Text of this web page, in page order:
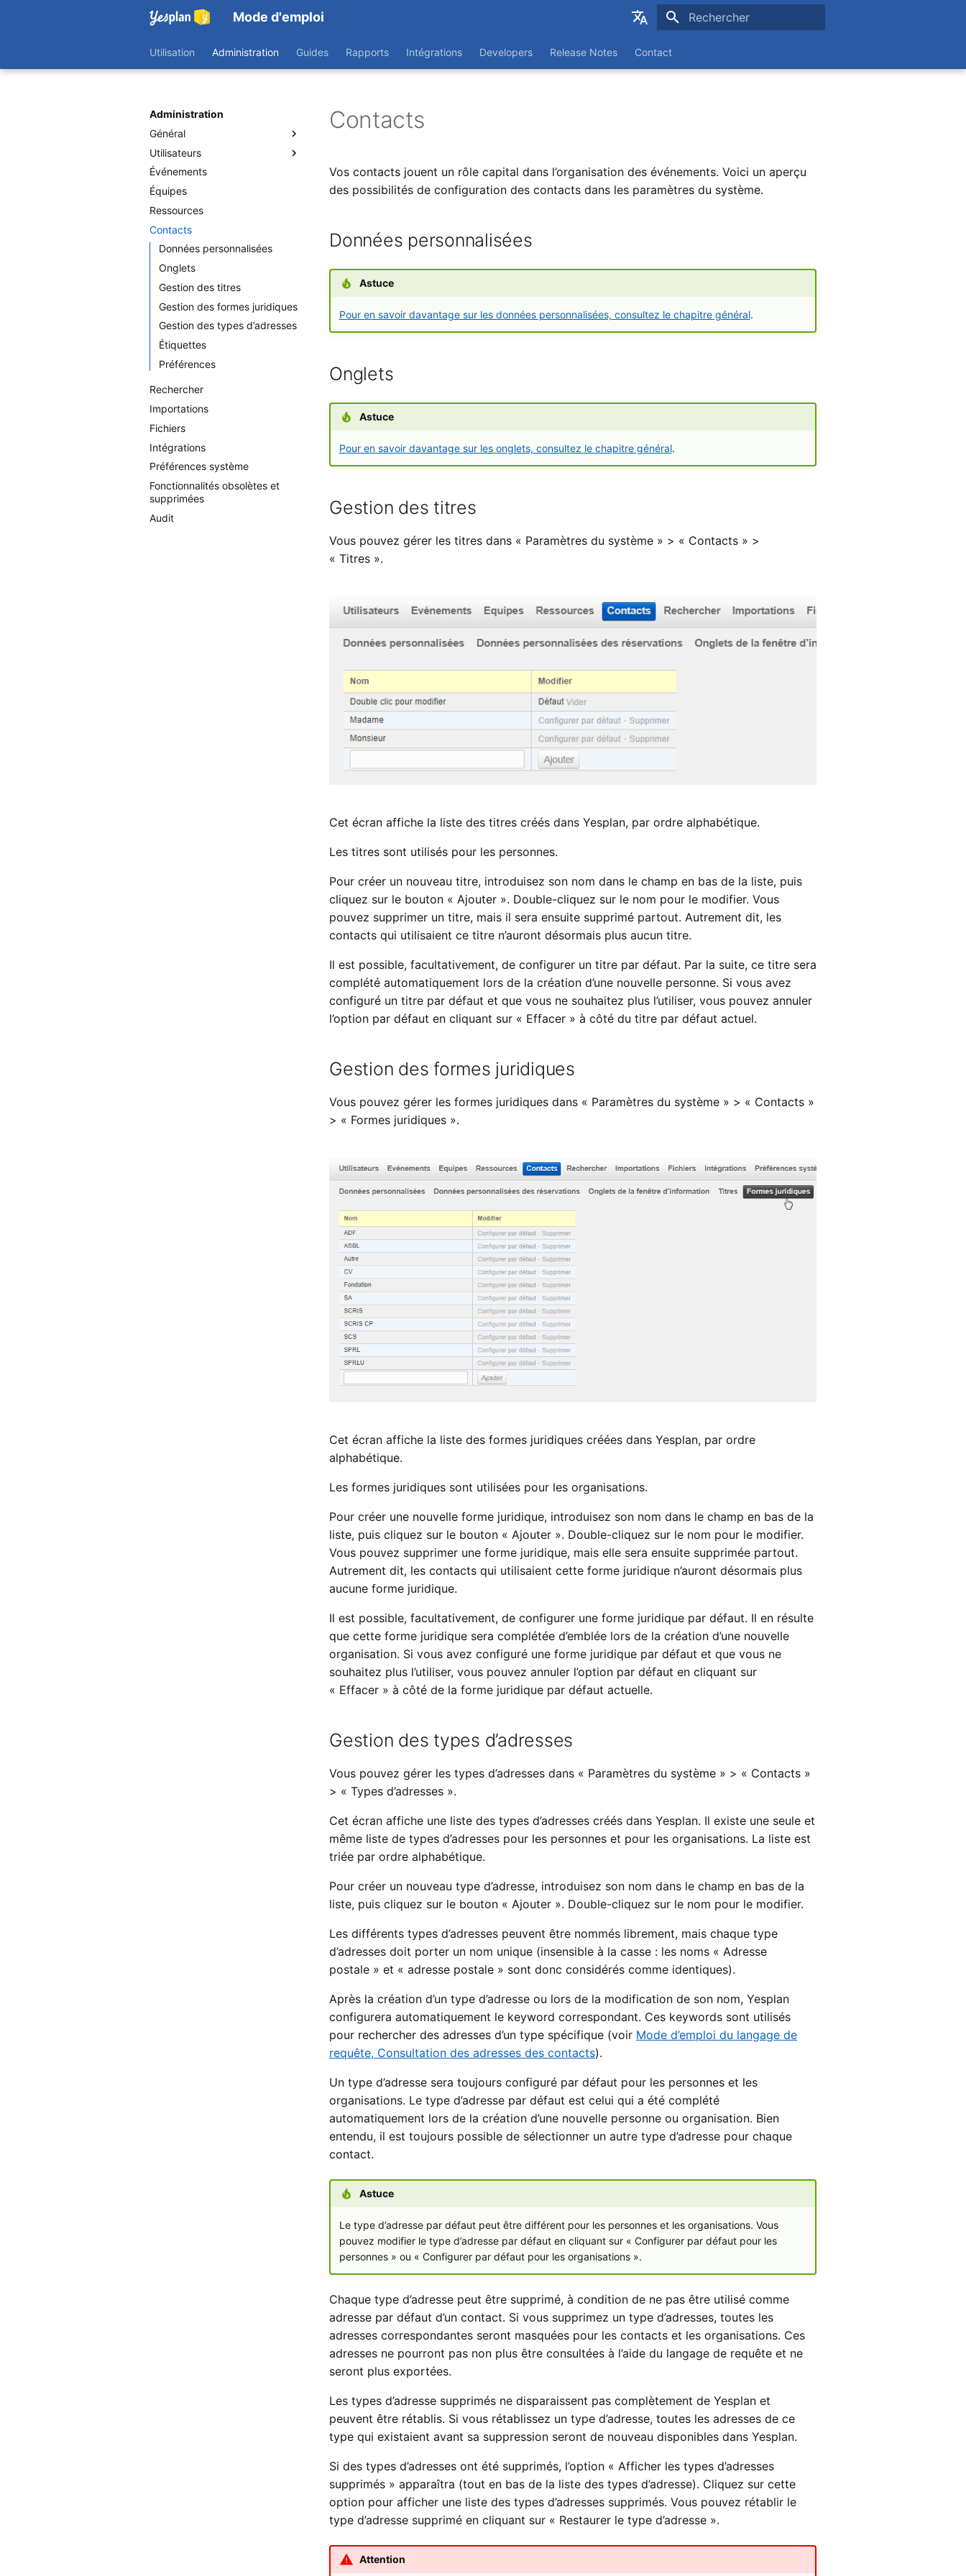
Mode d'emploi
English
Utilisation Administration Guides Rapports Intégrations Developers Release Notes Contact
Administration
Général
Données personnalisées
Onglets
Étiquettes et descriptions
Utilisateurs
Utilisateurs
Groupes d’utilisateurs
Modèles des droits d’accès
Droits d’accès
Authentification Unique
Événements
Équipes
Ressources
Contacts
Données personnalisées
Onglets
Gestion des titres
Gestion des formes juridiques
Gestion des types d’adresses
Étiquettes
Préférences
Rechercher
Importations
Fichiers
Intégrations
Préférences système
Fonctionnalités obsolètes et
supprimées
Audit
Contacts
Vos contacts jouent un rôle capital dans l’organisation des événements. Voici un aperçu
des possibilités de configuration des contacts dans les paramètres du système.
Données personnalisées
Astuce
Pour en savoir davantage sur les données personnalisées, consultez le chapitre général.
Onglets
Astuce
Pour en savoir davantage sur les onglets, consultez le chapitre général.
Gestion des titres
Vous pouvez gérer les titres dans « Paramètres du système » > « Contacts » >
« Titres ».
Cet écran affiche la liste des titres créés dans Yesplan, par ordre alphabétique.
Les titres sont utilisés pour les personnes.
Pour créer un nouveau titre, introduisez son nom dans le champ en bas de la liste, puis
cliquez sur le bouton « Ajouter ». Double-cliquez sur le nom pour le modifier. Vous
pouvez supprimer un titre, mais il sera ensuite supprimé partout. Autrement dit, les
contacts qui utilisaient ce titre n’auront désormais plus aucun titre.
Il est possible, facultativement, de configurer un titre par défaut. Par la suite, ce titre sera
complété automatiquement lors de la création d’une nouvelle personne. Si vous avez
configuré un titre par défaut et que vous ne souhaitez plus l’utiliser, vous pouvez annuler
l’option par défaut en cliquant sur « Effacer » à côté du titre par défaut actuel.
Gestion des formes juridiques
Vous pouvez gérer les formes juridiques dans « Paramètres du système » > « Contacts »
> « Formes juridiques ».
Cet écran affiche la liste des formes juridiques créées dans Yesplan, par ordre
alphabétique.
Les formes juridiques sont utilisées pour les organisations.
Pour créer une nouvelle forme juridique, introduisez son nom dans le champ en bas de la
liste, puis cliquez sur le bouton « Ajouter ». Double-cliquez sur le nom pour le modifier.
Vous pouvez supprimer une forme juridique, mais elle sera ensuite supprimée partout.
Autrement dit, les contacts qui utilisaient cette forme juridique n’auront désormais plus
aucune forme juridique.
Il est possible, facultativement, de configurer une forme juridique par défaut. Il en résulte
que cette forme juridique sera complétée d’emblée lors de la création d’une nouvelle
organisation. Si vous avez configuré une forme juridique par défaut et que vous ne
souhaitez plus l’utiliser, vous pouvez annuler l’option par défaut en cliquant sur
« Effacer » à côté de la forme juridique par défaut actuelle.
Gestion des types d’adresses
Vous pouvez gérer les types d’adresses dans « Paramètres du système » > « Contacts »
> « Types d’adresses ».
Cet écran affiche une liste des types d’adresses créés dans Yesplan. Il existe une seule et
même liste de types d’adresses pour les personnes et pour les organisations. La liste est
triée par ordre alphabétique.
Pour créer un nouveau type d’adresse, introduisez son nom dans le champ en bas de la
liste, puis cliquez sur le bouton « Ajouter ». Double-cliquez sur le nom pour le modifier.
Les différents types d’adresses peuvent être nommés librement, mais chaque type
d’adresses doit porter un nom unique (insensible à la casse : les noms « Adresse
postale » et « adresse postale » sont donc considérés comme identiques).
Après la création d’un type d’adresse ou lors de la modification de son nom, Yesplan
configurera automatiquement le keyword correspondant. Ces keywords sont utilisés
pour rechercher des adresses d’un type spécifique (voir Mode d’emploi du langage de
requête, Consultation des adresses des contacts).
Un type d’adresse sera toujours configuré par défaut pour les personnes et les
organisations. Le type d’adresse par défaut est celui qui a été complété
automatiquement lors de la création d’une nouvelle personne ou organisation. Bien
entendu, il est toujours possible de sélectionner un autre type d’adresse pour chaque
contact.
Astuce
Le type d’adresse par défaut peut être différent pour les personnes et les organisations. Vous
pouvez modifier le type d’adresse par défaut en cliquant sur « Configurer par défaut pour les
personnes » ou « Configurer par défaut pour les organisations ».
Chaque type d’adresse peut être supprimé, à condition de ne pas être utilisé comme
adresse par défaut d’un contact. Si vous supprimez un type d’adresses, toutes les
adresses correspondantes seront masquées pour les contacts et les organisations. Ces
adresses ne pourront pas non plus être consultées à l’aide du langage de requête et ne
seront plus exportées.
Les types d’adresse supprimés ne disparaissent pas complètement de Yesplan et
peuvent être rétablis. Si vous rétablissez un type d’adresse, toutes les adresses de ce
type qui existaient avant sa suppression seront de nouveau disponibles dans Yesplan.
Si des types d’adresses ont été supprimés, l’option « Afficher les types d’adresses
supprimés » apparaîtra (tout en bas de la liste des types d’adresse). Cliquez sur cette
option pour afficher une liste des types d’adresses supprimés. Vous pouvez rétablir le
type d’adresse supprimé en cliquant sur « Restaurer le type d’adresse ».
Attention